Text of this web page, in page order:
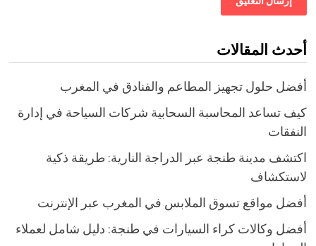
أحدث المقالات
أفضل حلول تجهيز المطاعم والفنادق في المغرب
كيف تساعد المحاسبة السحابية شركات السياحة في إدارة
النفقات
اكتشف مدينة طنجة عبر الدراجة النارية: طريقة ذكية
لاستكشاف
أفضل مواقع تسوق الملابس في المغرب عبر الإنترنت
أفضل وكالات كراء السيارات في طنجة: دليل شامل لعملاء